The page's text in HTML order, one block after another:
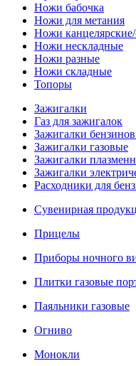
Ножи бабочка
Ножи для метания
Ножи
Ножи нескладные
Ножи разные
Ножи складные
Топоры
Зажигалки
Газ для зажигалок
Зажигалки
Зажигалки газовые
Зажигалки
Зажигалки
Расходники для
Сувенирная
Прицелы
Приборы ночного
Плитки газовые
Паяльники газовые
Огниво
Монокли